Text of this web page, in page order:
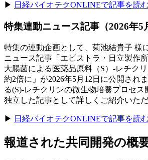
▶ 日経バイオテクONLINEで記事を読む
特集連動ニュース記事 （2026年5
特集の連動企画と して、 菊池結貴子 様
ニュース記事 「エピストラ・ 日立製作
大腸菌に よる 医薬品原料 （S） -レチク
約2倍に」が2026年5月12日に公開されま
る(S)-レチクリンの微生物培養プロセス
独立した記事と して詳しく ご紹介いた
▶ 日経バイオテクONLINEで記事を読む
報道された共同開発の概